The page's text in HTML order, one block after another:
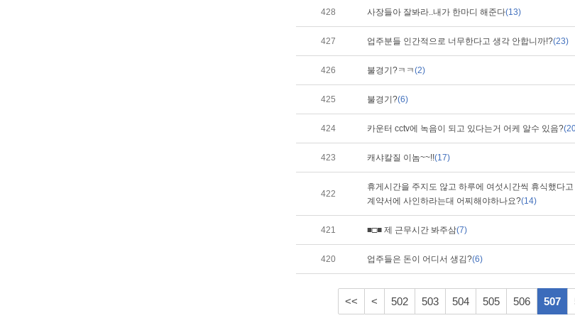
428 사장들아 잘봐라..내가 한마디 해준다(13)
427 업주분들 인간적으로 너무한다고 생각 안합니까!?(23)
426 불경기?ㅋㅋ(2)
425 불경기?(6)
424 카운터 cctv에 녹음이 되고 있다는거 어케 알수 있음?
423 캐샤칼질 이놈~~!!(17)
422
휴게시간을 주지도 않고 하루에 여섯시간씩 휴식했다고
계약서에 사인하라는대 어찌해야하나요?(14)
421 ■□■ 제 근무시간 봐주삼(7)
420 업주들은 돈이 어디서 생김?(6)
<< < 502 503 504 505 506 507